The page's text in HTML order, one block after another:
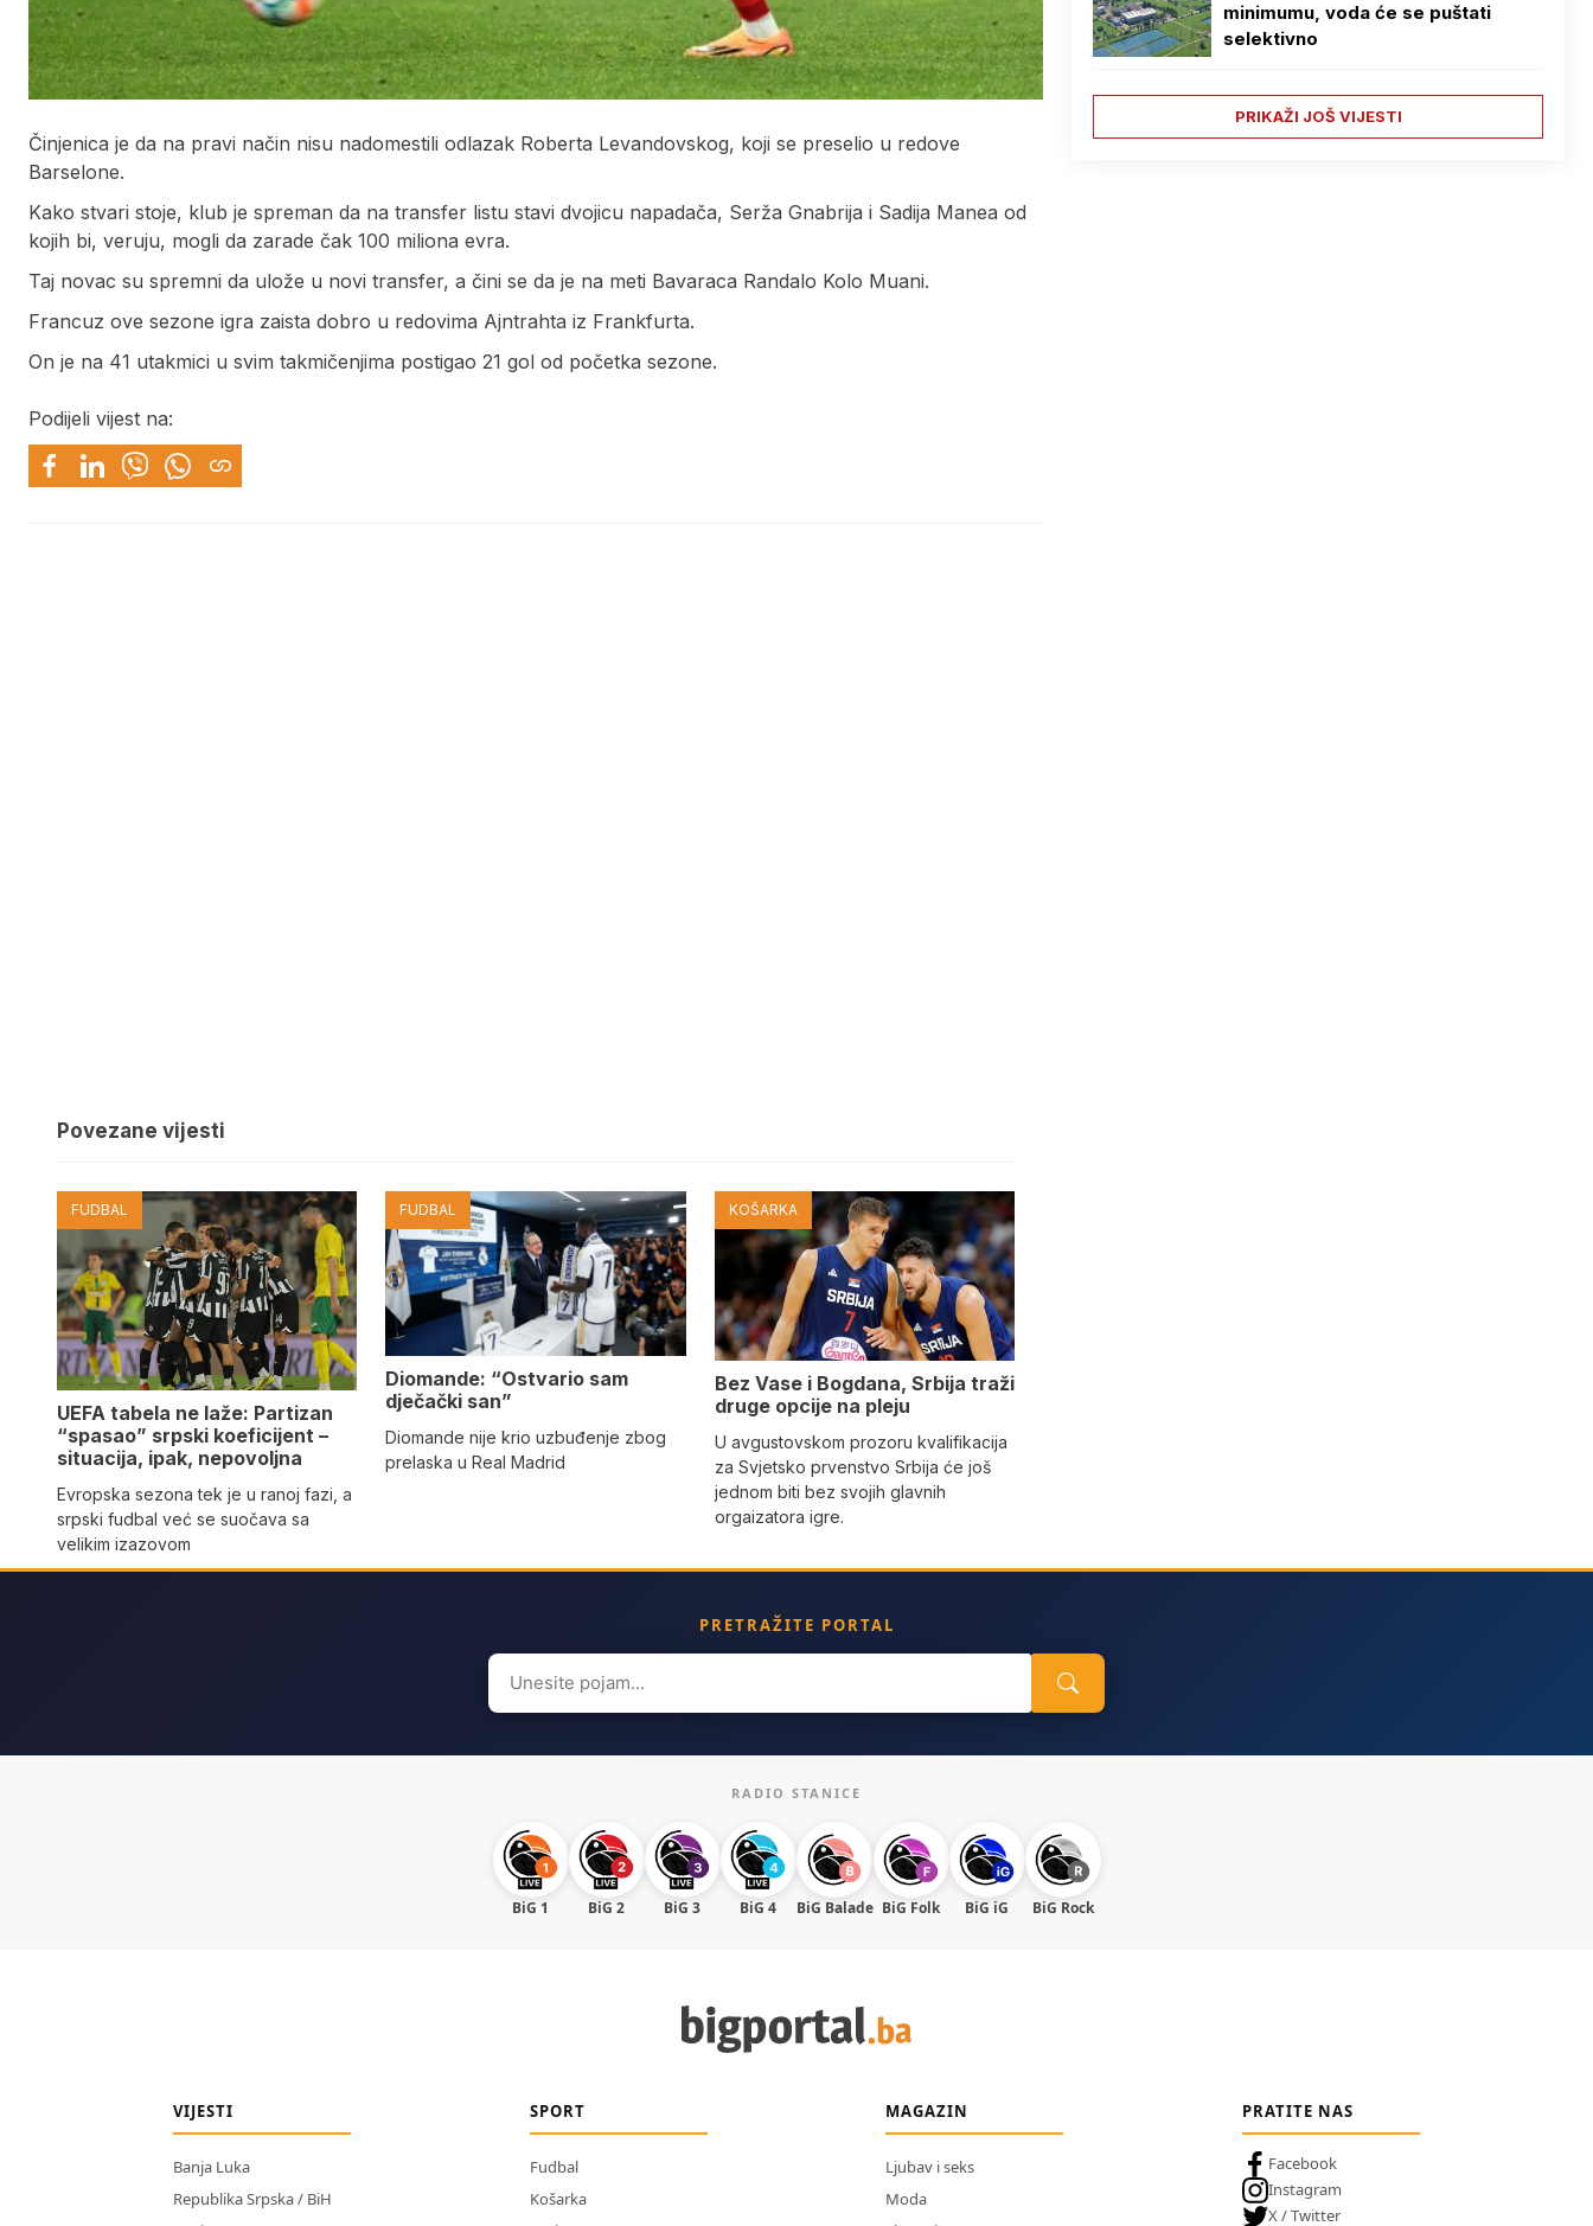
Činjenica je da na pravi način nisu nadomestili odlazak Roberta Levandovskog, koji se preselio u redove
Barselone.
Kako stvari stoje, klub je spreman da na transfer listu stavi dvojicu napadača, Serža Gnabrija i Sadija Manea od
kojih bi, veruju, mogli da zarade čak 100 miliona evra.
Taj novac su spremni da ulože u novi transfer, a čini se da je na meti Bavaraca Randalo Kolo Muani.
Francuz ove sezone igra zaista dobro u redovima Ajntrahta iz Frankfurta.
On je na 41 utakmici u svim takmičenjima postigao 21 gol od početka sezone.
Podijeli vijest na:
Povezane vijesti
FUDBAL
UEFA tabela ne laže: Partizan
“spasao” srpski koeficijent –
situacija, ipak, nepovoljna
Evropska sezona tek je u ranoj fazi, a
srpski fudbal već se suočava sa
velikim izazovom
FUDBAL
Diomande: “Ostvario sam
dječački san”
Diomande nije krio uzbuđenje zbog
prelaska u Real Madrid
KOŠARKA
Bez Vase i Bogdana, Srbija traži
druge opcije na pleju
U avgustovskom prozoru kvalifikacija
za Svjetsko prvenstvo Srbija će još
jednom biti bez svojih glavnih
orgaizatora igre.
minimumu, voda će se puštati
selektivno
PRIKAŽI JOŠ VIJESTI
PRETRAŽITE PORTAL
Search
for:
RADIO STANICE
BiG 1 BiG 2 BiG 3 BiG 4 BiG Balade BiG Folk BiG iG BiG Rock
VIJESTI
Banja Luka
Republika Srpska / BiH
SPORT
Fudbal
Košarka
MAGAZIN
Ljubav i seks
Moda
PRATITE NAS
Facebook
Instagram
X / Twitter